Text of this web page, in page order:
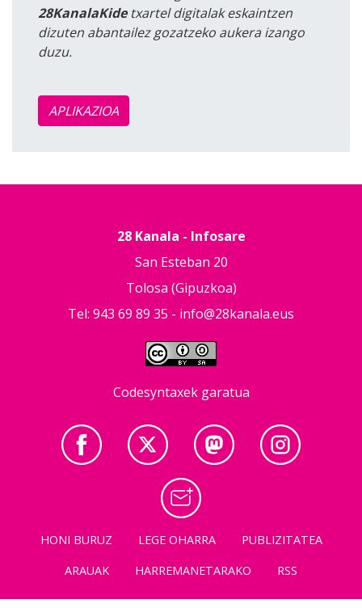
28KanalaKidetxartel digitalak eskaintzen
dizuten abantailez gozatzeko aukera izango
duzu.
APLIKAZIOA
28 Kanala - Infosare
San Esteban 20
Tolosa (Gipuzkoa)
Tel: 943 69 89 35 - info@28kanala.eus
Codesyntaxek garatua
HONI BURUZ LEGE OHARRA
PUBLIZITATEA
ARAUAK
HARREMANETARAKO RSS